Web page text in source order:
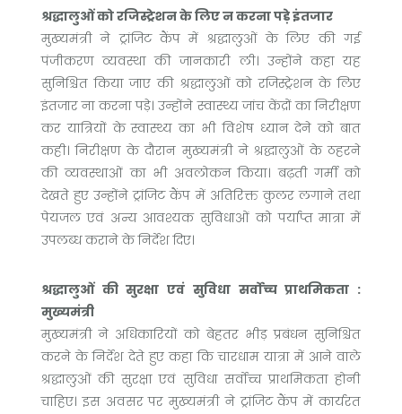
श्रद्धालुओं को रजिस्ट्रेशन के लिए न करना पड़े इंतजार
मुख्यमंत्री ने ट्रांजिट कैंप में श्रद्धालुओं के लिए की गई
पंजीकरण व्यवस्था की जानकारी ली। उन्होंने कहा यह
सुनिश्चित किया जाए की श्रद्धालुओं को रजिस्ट्रेशन के लिए
इंतजार ना करना पड़े। उन्होंने स्वास्थ्य जांच केंद्रों का निरीक्षण
कर यात्रियों के स्वास्थ्य का भी विशेष ध्यान देने को बात
कही। निरीक्षण के दौरान मुख्यमंत्री ने श्रद्धालुओं के ठहरने
की व्यवस्थाओं का भी अवलोकन किया। बढ़ती गर्मी को
देखते हुए उन्होंने ट्रांजिट कैंप में अतिरिक्त कुलर लगाने तथा
पेयजल एवं अन्य आवश्यक सुविधाओं को पर्याप्त मात्रा में
उपलब्ध कराने के निर्देश दिए।
श्रद्धालुओं की सुरक्षा एवं सुविधा सर्वोच्च प्राथमिकता :
मुख्यमंत्री
मुख्यमंत्री ने अधिकारियों को बेहतर भीड़ प्रबंधन सुनिश्चित
करने के निर्देश देते हुए कहा कि चारधाम यात्रा में आने वाले
श्रद्धालुओं की सुरक्षा एवं सुविधा सर्वोच्च प्राथमिकता होनी
चाहिए। इस अवसर पर मुख्यमंत्री ने ट्रांजिट कैंप में कार्यरत